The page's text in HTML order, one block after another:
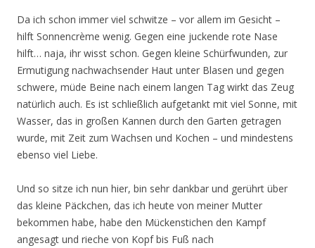
Da ich schon immer viel schwitze – vor allem im Gesicht –
hilft Sonnencrème wenig. Gegen eine juckende rote Nase
hilft… naja, ihr wisst schon. Gegen kleine Schürfwunden, zur
Ermutigung nachwachsender Haut unter Blasen und gegen
schwere, müde Beine nach einem langen Tag wirkt das Zeug
natürlich auch. Es ist schließlich aufgetankt mit viel Sonne, mit
Wasser, das in großen Kannen durch den Garten getragen
wurde, mit Zeit zum Wachsen und Kochen – und mindestens
ebenso viel Liebe.
Und so sitze ich nun hier, bin sehr dankbar und gerührt über
das kleine Päckchen, das ich heute von meiner Mutter
bekommen habe, habe den Mückenstichen den Kampf
angesagt und rieche von Kopf bis Fuß nach